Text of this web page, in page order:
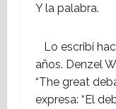
Y la palabra.
Lo escribí
años. Denzel
“The great
expresa: “El